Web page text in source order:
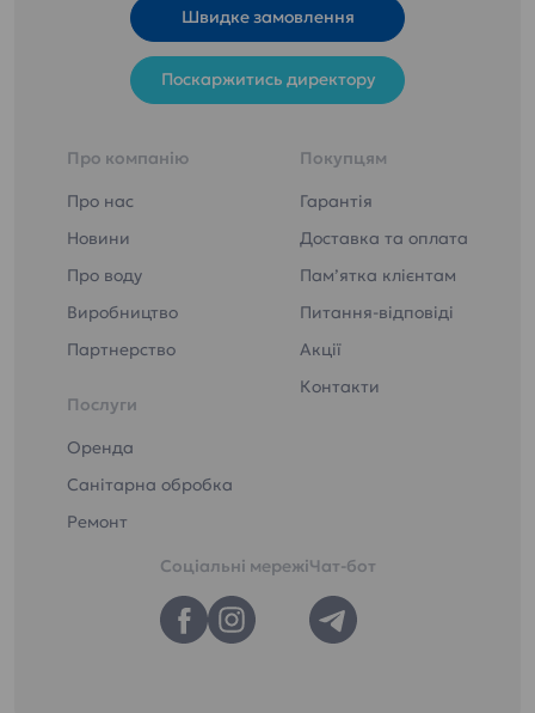
Швидке замовлення
Поскаржитись директору
Про компанію
Про нас
Новини
Про воду
Виробництво
Партнерство
Послуги
Оренда
Санітарна обробка
Ремонт
Покупцям
Гарантія
Доставка та оплата
Пам’ятка клієнтам
Питання-відповіді
Акції
Контакти
Соціальні мережіЧат-бот